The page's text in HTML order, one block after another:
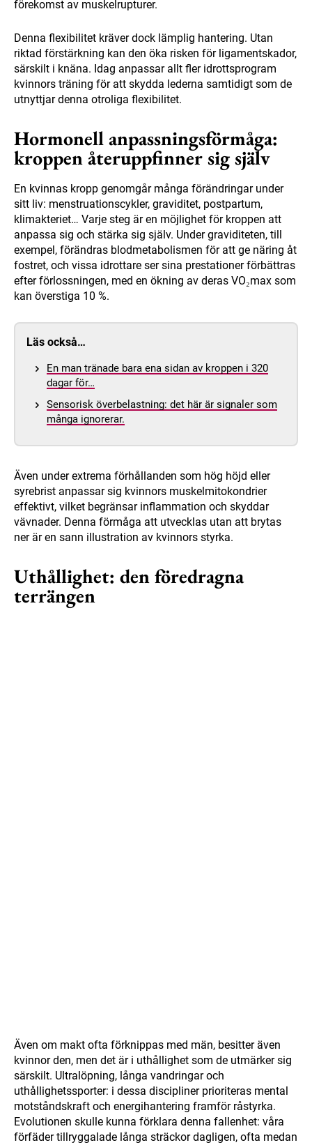
förekomst av muskelrupturer.
Denna flexibilitet kräver dock lämplig hantering. Utan
riktad förstärkning kan den öka risken för ligamentskador,
särskilt i knäna. Idag anpassar allt fler idrottsprogram
kvinnors träning för att skydda lederna samtidigt som de
utnyttjar denna otroliga flexibilitet.
Hormonell anpassningsförmåga:
kroppen återuppfinner sig själv
En kvinnas kropp genomgår många förändringar under
sitt liv: menstruationscykler, graviditet, postpartum,
klimakteriet… Varje steg är en möjlighet för kroppen att
anpassa sig och stärka sig själv. Under graviditeten, till
exempel, förändras blodmetabolismen för att ge näring åt
fostret, och vissa idrottare ser sina prestationer förbättras
efter förlossningen, med en ökning av deras VO₂max som
kan överstiga 10 %.
Läs också…
En man tränade bara ena sidan av kroppen i 320
dagar för…
Sensorisk överbelastning: det här är signaler som
många ignorerar.
Även under extrema förhållanden som hög höjd eller
syrebrist anpassar sig kvinnors muskelmitokondrier
effektivt, vilket begränsar inflammation och skyddar
vävnader. Denna förmåga att utvecklas utan att brytas
ner är en sann illustration av kvinnors styrka.
Uthållighet: den föredragna
terrängen
Även om makt ofta förknippas med män, besitter även
kvinnor den, men det är i uthållighet som de utmärker sig
särskilt. Ultralöpning, långa vandringar och
uthållighetssporter: i dessa discipliner prioriteras mental
motståndskraft och energihantering framför råstyrka.
Evolutionen skulle kunna förklara denna fallenhet: våra
förfäder tillryggalade långa sträckor dagligen, ofta medan